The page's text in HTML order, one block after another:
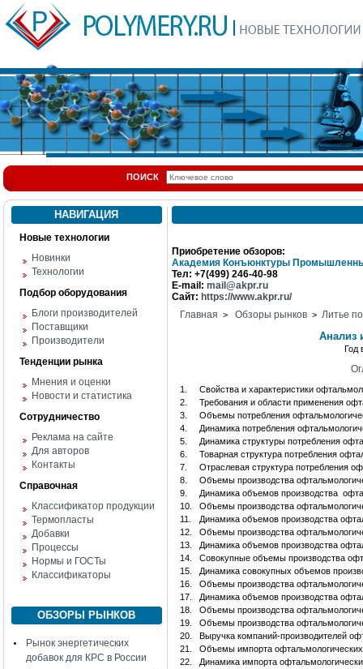
ПОИСК
НАВИГАЦИЯ
Новые технологии
Новинки
Технологии
Подбор оборудования
Блоги производителей
Поставщики
Производители
Тенденции рынка
Мнения и оценки
Новости и статистика
Сотрудничество
Реклама на сайте
Для авторов
Контакты
Справочная
Классификатор продукции
Термопласты
Добавки
Процессы
Нормы и ГОСТы
Классификаторы
ОБЗОРЫ РЫНКОВ
Рынок энергетических
добавок для КРС в России
Приобретение обзоров:
Академия Конъюнктуры
Тел: +7(499) 246-40-98
E-mail: mail@akpr.ru
Сайт: https://www.akpr.ru/
Главная > Обзоры рынков > Литье
Анализ
Год
1.
Свойства и характеристики
2.
Требования и области применения
3.
Объемы потребления
4.
Динамика потребления
5.
Динамика структуры потребления
6.
Товарная структура потребления
7.
Отраслевая структура потребления
8.
Объемы производства
9.
Динамика объемов производства
10.
Объемы производства
11.
Динамика объемов производства
12.
Объемы производства
13.
Динамика объемов производства
14.
Совокупные объемы производства
15.
Динамика совокупных объемов
16.
Объемы производства
17.
Динамика объемов производства
18.
Объемы производства
19.
Объемы производства
20.
Выручка компаний-производителей
21.
Объемы импорта
22.
Динамика импорта